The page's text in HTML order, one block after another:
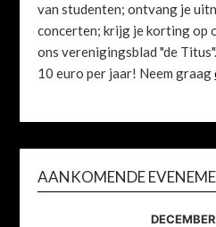
van studenten; ontvang je
concerten; krijg je korting op
ons verenigingsblad "de
10 euro per jaar! Neem graag
AANKOMENDE